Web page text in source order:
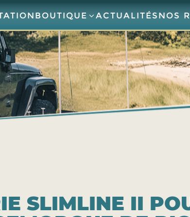
BOUTIQUE ACTUALITÉS NOS
SLIMLINE II